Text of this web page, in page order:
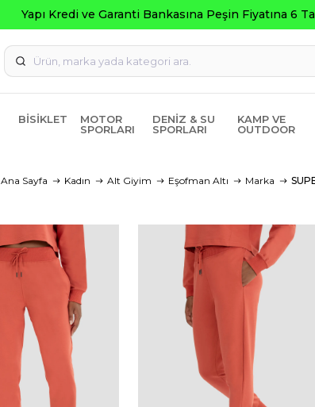
BISIKLET
MOTOR
SPORLARI
DENIZ & SU
SPORLARI
KAMP VE
OUTDOOR
Ana Sayfa Kadın Alt Giyim Eşofman Altı Marka